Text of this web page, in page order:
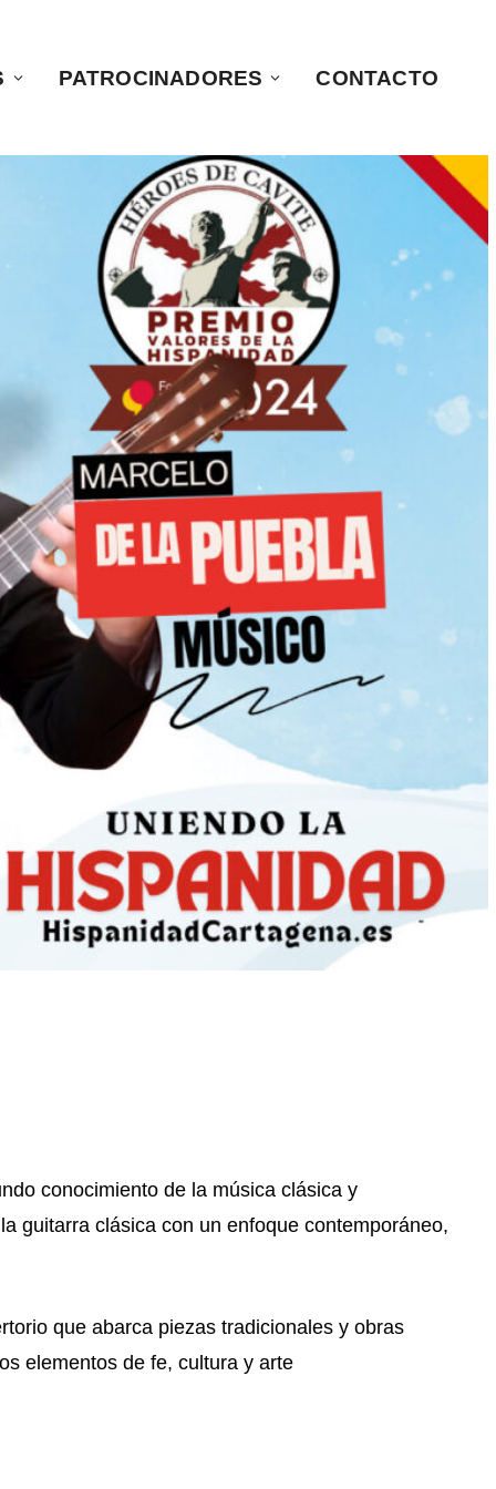
PATROCINADORES CONTACTO
conocimiento de la música clásica y
guitarra clásica con un enfoque contemporáneo,
que abarca piezas tradicionales y obras
elementos de fe, cultura y arte